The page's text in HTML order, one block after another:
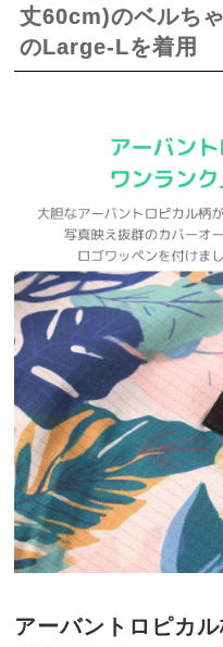
丈60cm)のベルち
のLarge-Lを着用
アーバントロピカ